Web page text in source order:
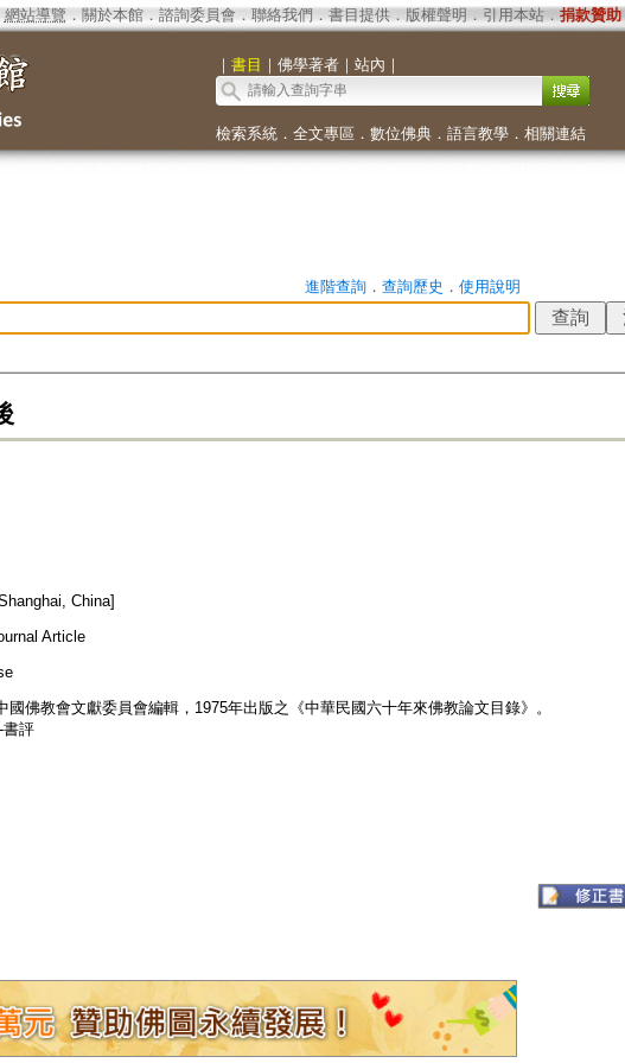
網站導覽 ． 關於本館． 諮詢委員會． 聯絡我們 ． 書目提供． 版權聲明 ． 引用本站． 捐款贊助
｜ 書目 ｜ 佛學著者｜ 站內 ｜
檢索系統． 全文專區 ． 數位佛典． 語言教學． 相關連結
進階查詢． 查詢歷史 ． 使用說明
China]
Article
國佛教會文獻委員會編輯，1975年出版之《中華民國六十年來佛教論文目錄》。
書評